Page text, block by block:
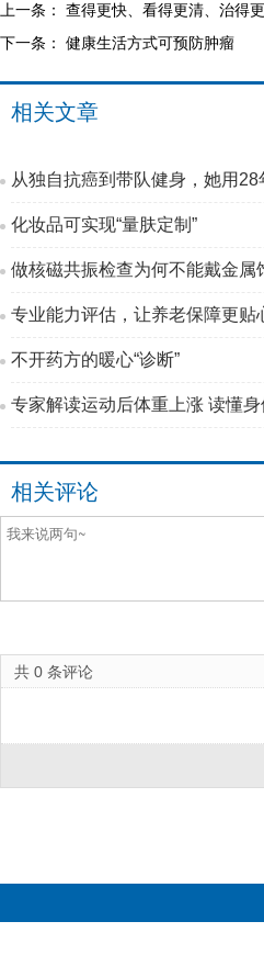
上一条： 查得更快、看得更清、治得
下一条： 健康生活方式可预防肿瘤
相关文章
从独自抗癌到带队健身，她用28
化妆品可实现“量肤定制”
做核磁共振检查为何不能戴金属
专业能力评估，让养老保障更贴
不开药方的暖心“诊断”
专家解读运动后体重上涨 读懂
相关评论
共 0 条评论